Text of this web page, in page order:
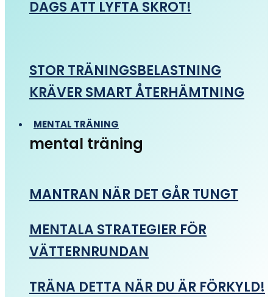
DAGS ATT LYFTA SKROT!
STOR TRÄNINGSBELASTNING
KRÄVER SMART ÅTERHÄMTNING
MENTAL TRÄNING
mental träning
MANTRAN NÄR DET GÅR TUNGT
MENTALA STRATEGIER FÖR
VÄTTERNRUNDAN
TRÄNA DETTA NÄR DU ÄR FÖRKYLD!